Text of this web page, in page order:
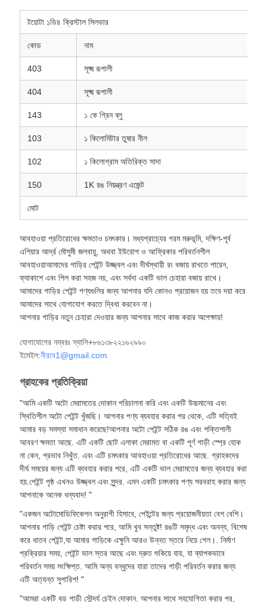
টয়োটা ১ডি৪ ক্রিস্টাল সিলভার
কোড নাম
403 সূক্ষ্ম রূপালী
404 সূক্ষ্ম রূপালী
143 ১ কে গ্রিন ব্লু
103 ১ কিলোমিটার তুষার নীল
102 ১ কিলোগ্রাম অতিরিক্ত সাদা
150 1K রঙ নিয়ন্ত্রণ এজেন্ট
মোট
আবহাওয়া প্রতিরোধের ক্ষমতাও চমৎকার। মধ্যপ্রাচ্যের গরম মরুভূমি, দক্ষিণ-পূর্ব
এশিয়ার আর্দ্র মৌসুমী জলবায়ু, অথবা ইউরোপ ও আফ্রিকার পরিবর্তনশীল
আবহাওয়াআমাদের গাড়ির পেইন্ট উজ্জ্বল এবং দীর্ঘস্থায়ী রং বজায় রাখতে পারেন,
ফ্যাকাশে এবং পিল করা সহজ নয়, এবং সর্বদা একটি ভাল চেহারা বজায় রাখে।
আমাদের গাড়ির পেইন্ট পণ্যগুলির জন্য আপনার যদি কোনও প্রয়োজন হয় তবে দয়া করে
আমাদের সাথে যোগাযোগ করতে দ্বিধা করবেন না।
আপনার গাড়ির নতুন চেহারা দেওয়ার জন্য আপনার সাথে কাজ করার অপেক্ষায়!
যোগাযোগের নম্বরঃ স্যালি+৮৬১৩৮২২১৬২৯৯০
ইমেইল:নীরবে1@gmail.com
গ্রাহকের প্রতিক্রিয়া
"আমি একটি অটো মেরামতের দোকান পরিচালনা করি এবং একটি উচ্চমানের এবং
স্থিতিশীল অটো পেইন্ট খুঁজছি। আপনার পণ্য ব্যবহার করার পর থেকে, এটি সত্যিই
আমার বড় সমস্যা সমাধান করেছে!আপনার অটো পেইন্ট সঠিক রঙ এবং শক্তিশালী
আবরণ ক্ষমতা আছে. এটি একটি ছোট এলাকা মেরামত বা একটি পূর্ণ গাড়ী স্প্রে হোক
না কেন, প্রভাব নিখুঁত. এবং এটি চমৎকার আবহাওয়া প্রতিরোধের আছে. গ্রাহকদের
দীর্ঘ সময়ের জন্য এটি ব্যবহার করার পরে, এটি একটি ভাল মেরামতের জন্য ব্যবহার করা
হয়.পেইন্ট পৃষ্ঠ এখনও উজ্জ্বল এবং সুন্দর. এমন একটি চমৎকার পণ্য সরবরাহ করার জন্য
আপনাকে অনেক ধন্যবাদ! "
"একজন অটোমোডিফিকেশন অনুরাগী হিসাবে, পেইন্টের জন্য প্রয়োজনীয়তা বেশ বেশি।
আপনার গাড়ি পেইন্ট চেষ্টা করার পরে, আমি খুব সন্তুষ্ট! রঙটি সমৃদ্ধ এবং অনন্য, বিশেষ
করে ধাতব পেইন্ট,যা আমার গাড়িকে এক্ষুনি আরও উন্নত স্তরে নিয়ে গেল।. নির্মাণ
প্রক্রিয়ার সময়, পেইন্ট ভাল স্তর আছে এবং দ্রুত শুকিয়ে যায়, যা ব্যাপকভাবে
পরিবর্তন সময় সংক্ষিপ্ত. আমি অন্য বন্ধুদের যারা তাদের গাড়ী পরিবর্তন করার জন্য
এটি অত্যন্ত সুপারিশ! "
"আমরা একটি বড় গাড়ী সৌন্দর্য চেইন দোকান. আপনার সাথে সহযোগিতা করার পর,